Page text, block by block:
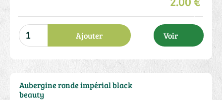
Ajouter Voir
Aubergine ronde impérial black
beauty